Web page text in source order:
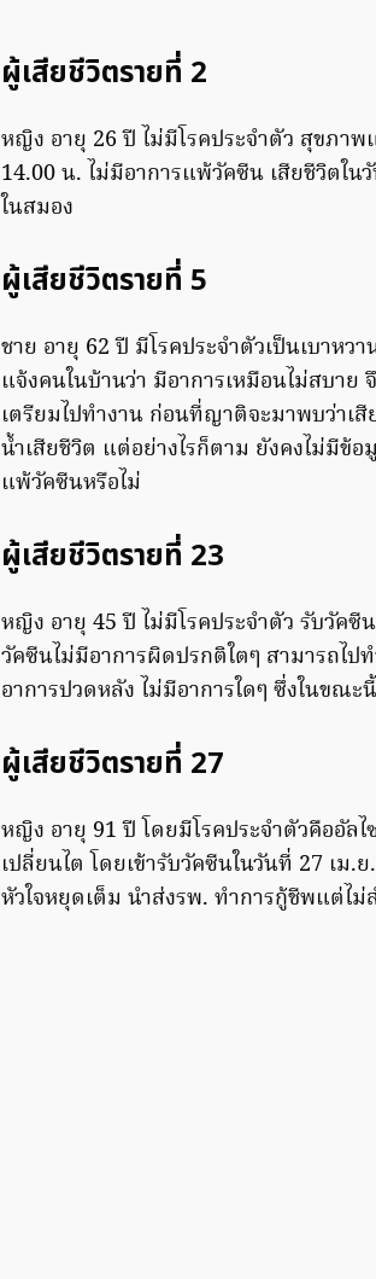
ผู้เสียชีวิตรายที่ 2
หญิง อายุ 26 ปี ไม่มีโรคประจำตัว สุขภาพ
14.00 น. ไม่มีอาการแพ้วัคซีน เสียชีวิตใ
ในสมอง
ผู้เสียชีวิตรายที่ 5
ชาย อายุ 62 ปี มีโรคประจำตัวเป็นเบาหว
แจ้งคนในบ้านว่า มีอาการเหมือนไม่สบา
เตรียมไปทำงาน ก่อนที่ญาติจะมาพบว่าเ
น้ำเสียชีวิต แต่อย่างไรก็ตาม ยังคงไม่มีข้
แพ้วัคซีนหรือไม่
ผู้เสียชีวิตรายที่ 23
หญิง อายุ 45 ปี ไม่มีโรคประจำตัว รับวัคซี
วัคซีนไม่มีอาการผิดปรกติใตๆ สามารถไป
อาการปวดหลัง ไม่มีอาการใดๆ ซึ่งในขณ
ผู้เสียชีวิตรายที่ 27
หญิง อายุ 91 ปี โดยมีโรคประจำตัวคืออัลไ
เปลี่ยนไต โดยเข้ารับวัคซีนในวันที่ 27 เม
หัวใจหยุดเต็ม นำส่งรพ. ทำการกู้ชีพแต่ไม่